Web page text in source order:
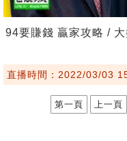
94要賺錢 贏家攻略 /
直播時間：2022/03/03
第一頁 上一頁